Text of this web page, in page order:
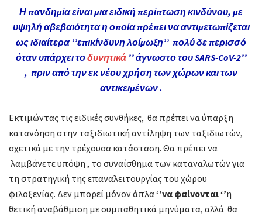
Η πανδημία είναι μια ειδική περίπτωση κινδύνου, με
υψηλή αβεβαιότητα η οποία πρέπει να αντιμετωπίζεται
ως ιδιαίτερα ’’επικίνδυνη λοίμωξη’’ πολύ δε περισσό
όταν υπάρχει τοδυνητικά’’ άγνωστο του SARS-CoV-2’’
, πριν από την εκ νέου χρήση των χώρων και των
αντικειμένων .
Εκτιμώντας τις ειδικές συνθήκες, θα πρέπει να ύπαρξη
κατανόηση στην ταξιδιωτική αντίληψη των ταξιδιωτών,
σχετικά με την τρέχουσα κατάσταση. Θα πρέπει να
λαμβάνετε υπόψη , το συναίσθημα των καταναλωτών για
τη στρατηγική της επαναλειτουργίας του χώρου
φιλοξενίας. Δεν μπορεί μόνον άπλα ‘’να φαίνονται ‘’η
θετική αναβάθμιση με συμπαθητικά μηνύματα, αλλά θα